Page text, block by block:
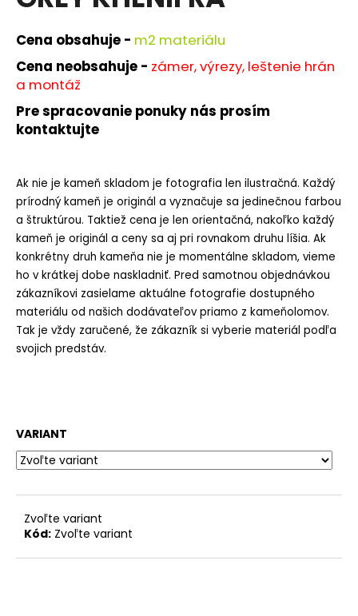
z
5
hviezdičiek.
Cena obsahuje - m2 materiálu
Cena neobsahuje - zámer, výrezy, leštenie hrán
a montáž
Pre spracovanie ponuky nás prosím
kontaktujte
Ak nie je kameň skladom je fotografia len ilustračná. Každý
prírodný kameň je originál a vyznačuje sa jedinečnou farbou
a štruktúrou. Taktiež cena je len orientačná, nakoľko každý
kameň je originál a ceny sa aj pri rovnakom druhu líšia. Ak
konkrétny druh kameňa nie je momentálne skladom, vieme
ho v krátkej dobe naskladniť. Pred samotnou objednávkou
zákazníkovi zasielame aktuálne fotografie dostupného
materiálu od našich dodávateľov priamo z kameňolomov.
Tak je vždy zaručené, že zákazník si vyberie materiál podľa
svojich predstáv.
VARIANT
Zvoľte variant
Kód: Zvoľte variant
j
s
ť
?
HĽADAŤ
O
d
p
o
r
ú